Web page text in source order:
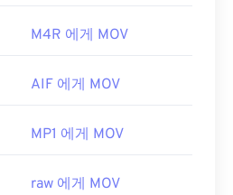
M4R 에게 MOV
AIF 에게 MOV
MP1 에게 MOV
raw 에게 MOV